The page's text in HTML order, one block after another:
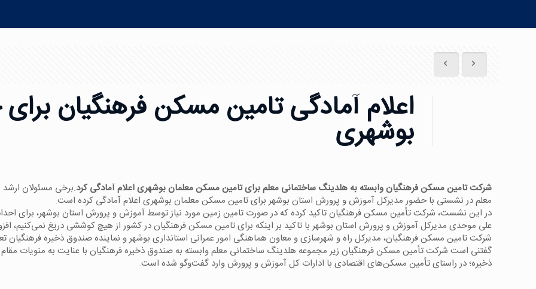
اعلام آمادگی تامین مسکن فرهنگیان
بوشهری
شرکت تامین مسکن فرهنگیان وابسته به هلدینگ ساختمانی معلم برای تامین مسکن معلمان بوشهری اعلام آمادگی کرد.برخی مسئولان
معلم در نشستی با حضور مدیرکل آموزش و پرورش استان بوشهر برای تامین مسکن معلمان بوشهری اعلام آمادگی کرده است.
در این نشست، شرکت تأمین مسکن فرهنگیان تاکید کرده که در صورت تامین زمین مورد نیاز توسط آموزش و پرورش استان بوشهر، برای
علی موحدی مدیرکل آموزش و پرورش استان بوشهر با تاکید بر اینکه برای تامین مسکن فرهنگیان در کشور از هیچ کوششی دریغ نمی‌کنیم،
شرکت تامین مسکن فرهنگیان، مدیرکل راه و شهرسازی و معاون هماهنگی امور عمرانی استانداری بوشهر و نماینده صندوق ذخیره فرهنگیان
گفتنی است شرکت تأمین مسکن فرهنگیان زیر مجموعه هلدینگ ساختمانی معلم وابسته به صندوق ذخیره فرهنگیان با عنایت به منویات
ذخیره؛ در راستای تأمین مسکن‌های اقتصادی با ادارات کل آموزش و پرورش وارد گفت‌وگو شده است.